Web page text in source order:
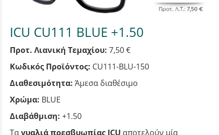
ICU CU111 BLUE +1.50
Προτ. Λιανική Τεμαχίου: 7,50 €
Κωδικός Προϊόντος: CU111-BLU-150
Διαθεσιμότητα: Άμεσα διαθέσιμο
Χρώμα: BLUE
Διαβάθμιση: +1.50
Ταγυαλιά πρεσβυωπίας ICU αποτελούν μία